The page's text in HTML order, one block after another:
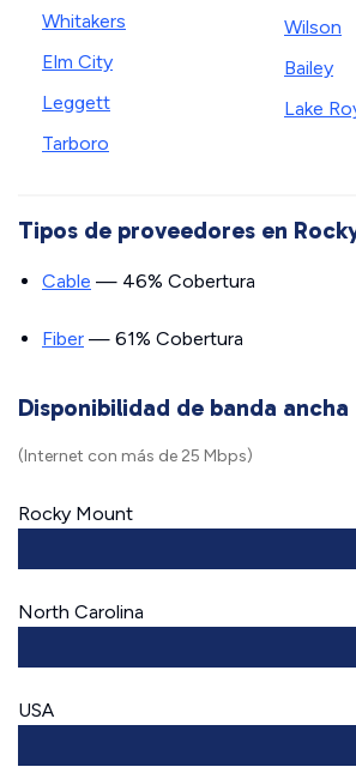
Whitakers
Elm City
Leggett
Tarboro
Wilson
Bailey
Lake
Tipos de proveedores en
Cable — 46% Cobertura
Fiber — 61% Cobertura
Disponibilidad de banda ancha
(Internet con más de 25 Mbps)
Rocky Mount
North Carolina
USA